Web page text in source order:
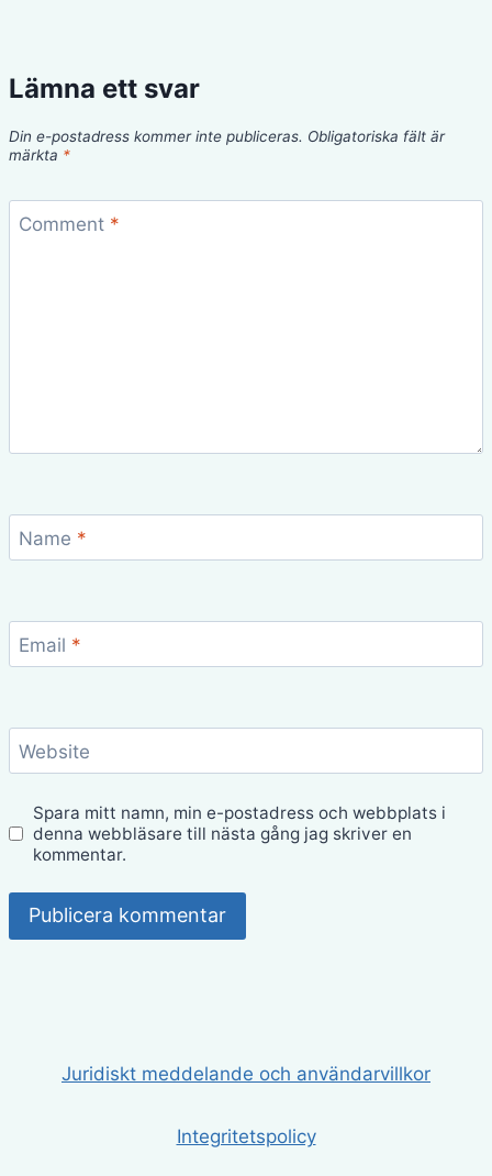
Lämna ett svar
Din e-postadress kommer inte publiceras. Obligatoriska fält är
märkta *
Comment *
Name *
Email *
Website
Spara mitt namn, min e-postadress och webbplats i
denna webbläsare till nästa gång jag skriver en
kommentar.
Juridiskt meddelande och användarvillkor
Integritetspolicy